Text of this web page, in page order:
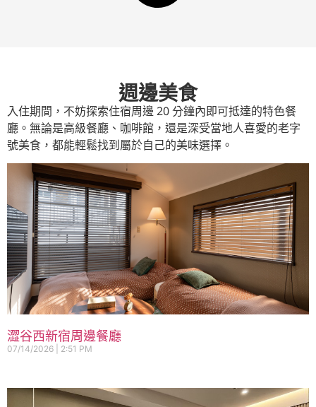
週邊美食
入住期間，不妨探索住宿周邊 20 分鐘內即可抵達的特色餐
廳。無論是高級餐廳、咖啡館，還是深受當地人喜愛的老字
號美食，都能輕鬆找到屬於自己的美味選擇。
澀谷西新宿周邊餐廳
07/14/2026 2:51 PM